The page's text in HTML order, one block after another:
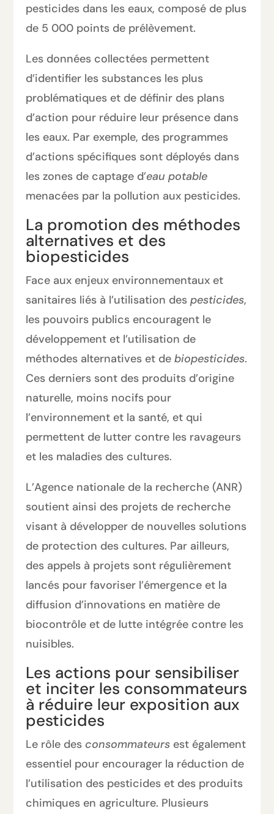
pesticides dans les eaux, composé de plus
de 5 000 points de prélèvement.
Les données collectées permettent
d’identifier les substances les plus
problématiques et de définir des plans
d’action pour réduire leur présence dans
les eaux. Par exemple, des programmes
d’actions spécifiques sont déployés dans
les zones de captage d’eau potable
menacées par la pollution aux pesticides.
La promotion des méthodes
alternatives et des
biopesticides
Face aux enjeux environnementaux et
sanitaires liés à l’utilisation despesticides,
les pouvoirs publics encouragent le
développement et l’utilisation de
méthodes alternatives et debiopesticides.
Ces derniers sont des produits d’origine
naturelle, moins nocifs pour
l’environnement et la santé, et qui
permettent de lutter contre les ravageurs
et les maladies des cultures.
L’Agence nationale de la recherche (ANR)
soutient ainsi des projets de recherche
visant à développer de nouvelles solutions
de protection des cultures. Par ailleurs,
des appels à projets sont régulièrement
lancés pour favoriser l’émergence et la
diffusion d’innovations en matière de
biocontrôle et de lutte intégrée contre les
nuisibles.
Les actions pour sensibiliser
et inciter les consommateurs
à réduire leur exposition aux
pesticides
Le rôle des consommateurs est également
essentiel pour encourager la réduction de
l’utilisation des pesticides et des produits
chimiques en agriculture. Plusieurs